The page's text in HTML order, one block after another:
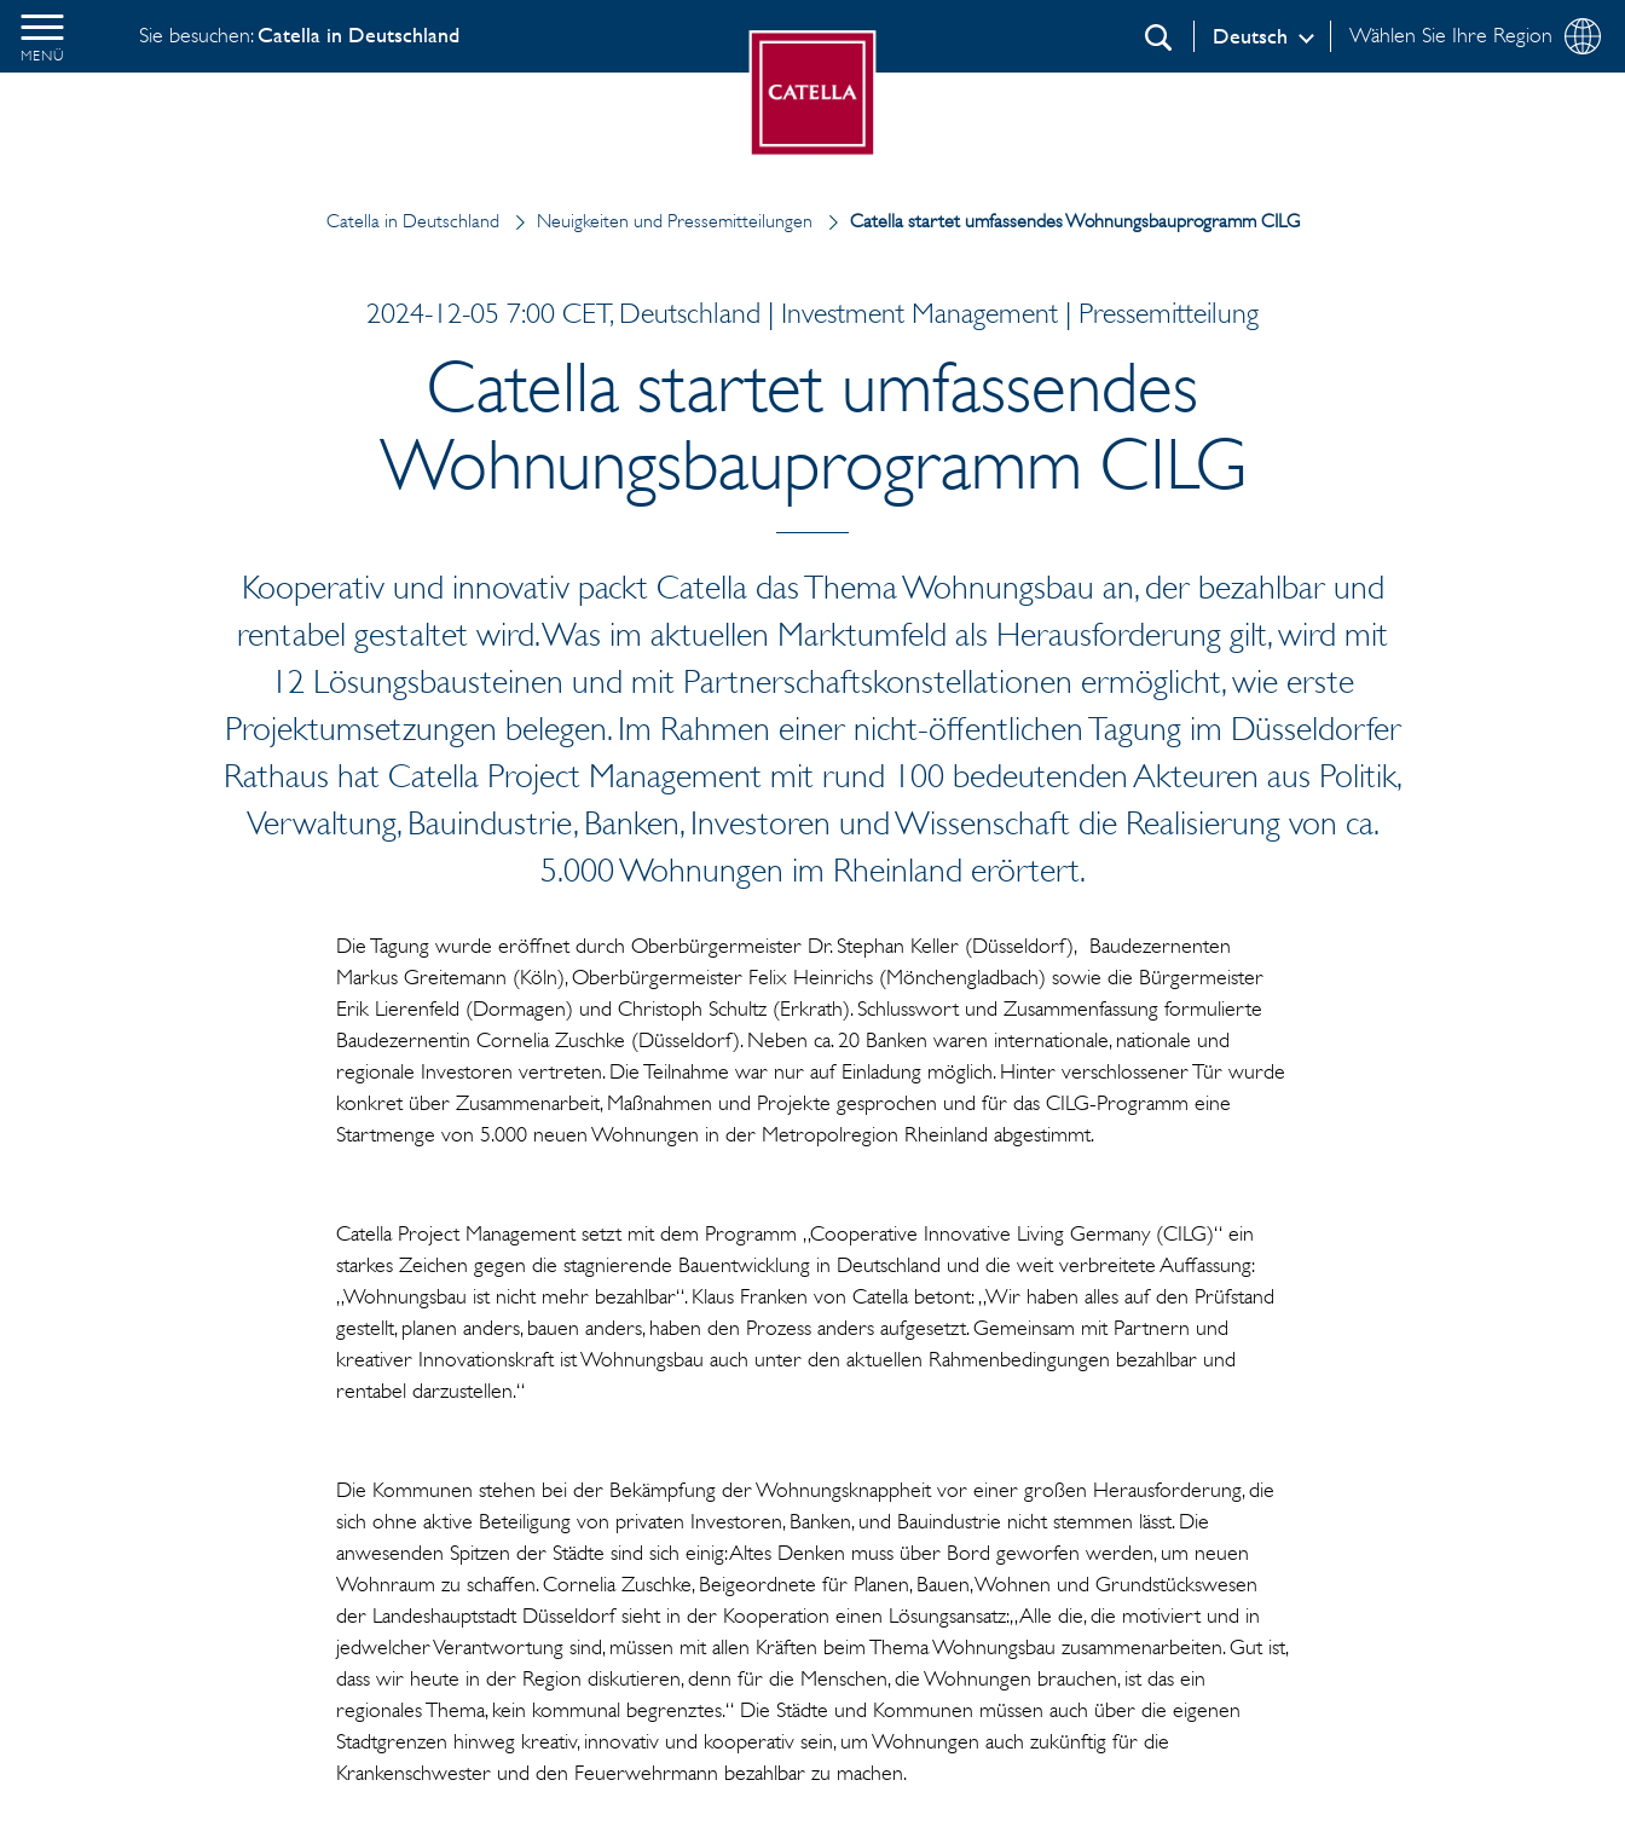
MENÜ
Sie besuchen:Catella in Deutschland Wählen Sie Ihre Region
Deutsch
Suchen
Catella in Deutschland Neuigkeiten und Pressemitteilungen Catella startet umfassendes Wohnungsbauprogramm CILG
2024-12-05 7:00 CET, Deutschland | Investment Management | Pressemitteilung
Catella startet umfassendes
Wohnungsbauprogramm CILG
Kooperativ und innovativ packt Catella das Thema Wohnungsbau an, der bezahlbar und
rentabel gestaltet wird. Was im aktuellen Marktumfeld als Herausforderung gilt, wird mit
12 Lösungsbausteinen und mit Partnerschaftskonstellationen ermöglicht, wie erste
Projektumsetzungen belegen. Im Rahmen einer nicht-öffentlichen Tagung im Düsseldorfer
Rathaus hat Catella Project Management mit rund 100 bedeutenden Akteuren aus Politik,
Verwaltung, Bauindustrie, Banken, Investoren und Wissenschaft die Realisierung von ca.
5.000 Wohnungen im Rheinland erörtert.
Die Tagung wurde eröffnet durch Oberbürgermeister Dr. Stephan Keller (Düsseldorf), Baudezernenten
Markus Greitemann (Köln), Oberbürgermeister Felix Heinrichs (Mönchengladbach) sowie die Bürgermeister
Erik Lierenfeld (Dormagen) und Christoph Schultz (Erkrath). Schlusswort und Zusammenfassung formulierte
Baudezernentin Cornelia Zuschke (Düsseldorf). Neben ca. 20 Banken waren internationale, nationale und
regionale Investoren vertreten. Die Teilnahme war nur auf Einladung möglich. Hinter verschlossener Tür wurde
konkret über Zusammenarbeit, Maßnahmen und Projekte gesprochen und für das CILG-Programm eine
Startmenge von 5.000 neuen Wohnungen in der Metropolregion Rheinland abgestimmt.
Catella Project Management setzt mit dem Programm „Cooperative Innovative Living Germany (CILG)“ ein
starkes Zeichen gegen die stagnierende Bauentwicklung in Deutschland und die weit verbreitete Auffassung:
„Wohnungsbau ist nicht mehr bezahlbar“. Klaus Franken von Catella betont: „Wir haben alles auf den Prüfstand
gestellt, planen anders, bauen anders, haben den Prozess anders aufgesetzt. Gemeinsam mit Partnern und
kreativer Innovationskraft ist Wohnungsbau auch unter den aktuellen Rahmenbedingungen bezahlbar und
rentabel darzustellen.“
Die Kommunen stehen bei der Bekämpfung der Wohnungsknappheit vor einer großen Herausforderung, die
sich ohne aktive Beteiligung von privaten Investoren, Banken, und Bauindustrie nicht stemmen lässt. Die
anwesenden Spitzen der Städte sind sich einig: Altes Denken muss über Bord geworfen werden, um neuen
Wohnraum zu schaffen. Cornelia Zuschke, Beigeordnete für Planen, Bauen, Wohnen und Grundstückswesen
der Landeshauptstadt Düsseldorf sieht in der Kooperation einen Lösungsansatz:„Alle die, die motiviert und in
jedwelcher Verantwortung sind, müssen mit allen Kräften beim Thema Wohnungsbau zusammenarbeiten. Gut ist,
dass wir heute in der Region diskutieren, denn für die Menschen, die Wohnungen brauchen, ist das ein
regionales Thema, kein kommunal begrenztes.“ Die Städte und Kommunen müssen auch über die eigenen
Stadtgrenzen hinweg kreativ, innovativ und kooperativ sein, um Wohnungen auch zukünftig für die
Krankenschwester und den Feuerwehrmann bezahlbar zu machen.